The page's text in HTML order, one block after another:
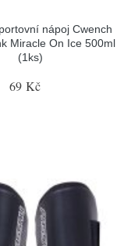
nápoj Cwench
Miracle On Ice 500ml
(1ks)
69 Kč